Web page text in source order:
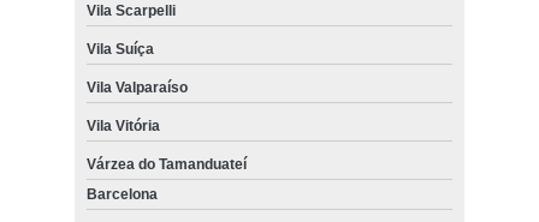
Vila Scarpelli
Vila Suíça
Vila Valparaíso
Vila Vitória
Várzea do Tamanduateí
Barcelona